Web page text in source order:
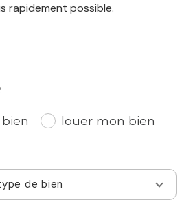
rapidement possible.
louer mon bien
de bien